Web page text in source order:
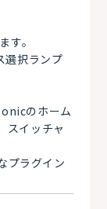
す。
選択ランプ
のホーム
スイッチャ
プラグイン